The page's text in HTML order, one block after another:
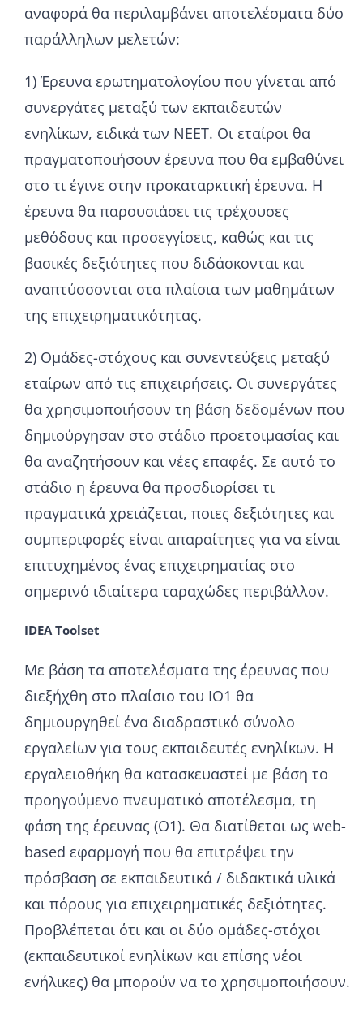
αναφορά θα περιλαμβάνει αποτελέσματα δύο
παράλληλων μελετών:
1) Έρευνα ερωτηματολογίου που γίνεται από
συνεργάτες μεταξύ των εκπαιδευτών
ενηλίκων, ειδικά των NEET. Οι εταίροι θα
πραγματοποιήσουν έρευνα που θα εμβαθύνει
στο τι έγινε στην προκαταρκτική έρευνα. Η
έρευνα θα παρουσιάσει τις τρέχουσες
μεθόδους και προσεγγίσεις, καθώς και τις
βασικές δεξιότητες που διδάσκονται και
αναπτύσσονται στα πλαίσια των μαθημάτων
της επιχειρηματικότητας.
2) Ομάδες-στόχους και συνεντεύξεις μεταξύ
εταίρων από τις επιχειρήσεις. Οι συνεργάτες
θα χρησιμοποιήσουν τη βάση δεδομένων που
δημιούργησαν στο στάδιο προετοιμασίας και
θα αναζητήσουν και νέες επαφές. Σε αυτό το
στάδιο η έρευνα θα προσδιορίσει τι
πραγματικά χρειάζεται, ποιες δεξιότητες και
συμπεριφορές είναι απαραίτητες για να είναι
επιτυχημένος ένας επιχειρηματίας στο
σημερινό ιδιαίτερα ταραχώδες περιβάλλον.
IDEA Toolset
Με βάση τα αποτελέσματα της έρευνας που
διεξήχθη στο πλαίσιο του IO1 θα
δημιουργηθεί ένα διαδραστικό σύνολο
εργαλείων για τους εκπαιδευτές ενηλίκων. Η
εργαλειοθήκη θα κατασκευαστεί με βάση το
προηγούμενο πνευματικό αποτέλεσμα, τη
φάση της έρευνας (O1). Θα διατίθεται ως web-
based εφαρμογή που θα επιτρέψει την
πρόσβαση σε εκπαιδευτικά / διδακτικά υλικά
και πόρους για επιχειρηματικές δεξιότητες.
Προβλέπεται ότι και οι δύο ομάδες-στόχοι
(εκπαιδευτικοί ενηλίκων και επίσης νέοι
ενήλικες) θα μπορούν να το χρησιμοποιήσουν.